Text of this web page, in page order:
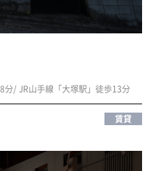
分/ JR山手線「大塚駅」徒歩13分
賃貸